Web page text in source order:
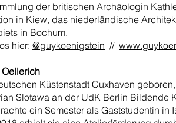
der britischen Archäologin
in Kiew, das niederländische
in Bochum.
hier: @guykoenigstein //
Küstenstadt Cuxhaven
Slotawa an der UdK Berlin Bildende
ein Semester als Gaststudentin